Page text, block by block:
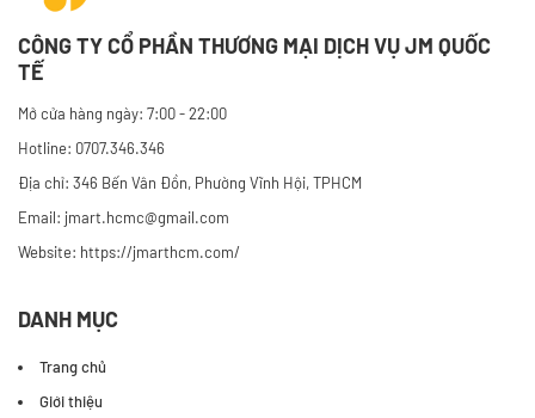
CÔNG TY CỔ PHẦN THƯƠNG MẠI DỊCH VỤ JM QUỐC
TẾ
Mở cửa hàng ngày: 7:00 - 22:00
Hotline: 0707.346.346
Địa chỉ: 346 Bến Vân Đồn, Phường Vĩnh Hội, TPHCM
Email: jmart.hcmc@gmail.com
Website: https://jmarthcm.com/
DANH MỤC
Trang chủ
Giới thiệu